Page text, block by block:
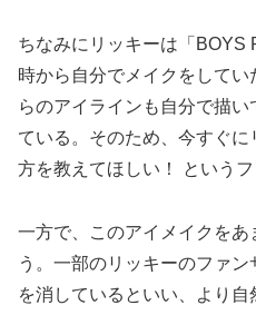
ちなみにリッキーは「BOYS
時から自分でメイクをして
らのアイラインも自分で描
ている。そのため、今すぐ
方を教えてほしい！ というフ
一方で、このアイメイクを
う。一部のリッキーのファ
を消しているといい、より